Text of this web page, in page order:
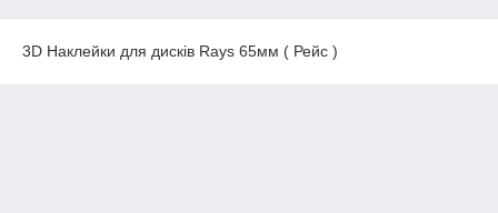
3D Наклейки для дисків Rays 65мм ( Рейс )